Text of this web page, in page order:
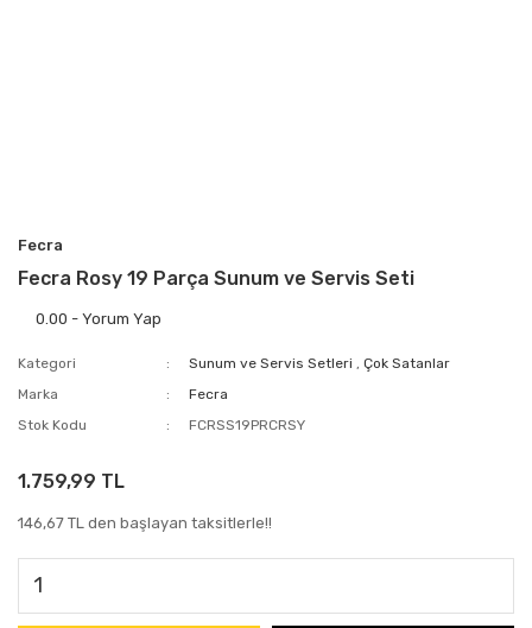
Fecra
Fecra Rosy 19 Parça Sunum ve Servis Seti
0.00 - Yorum Yap
Kategori Sunum ve Servis Setleri ,Çok Satanlar
Marka
Fecra
Stok Kodu
FCRSS19PRCRSY
1.759,99 TL
146,67 TL den başlayan taksitlerle!!